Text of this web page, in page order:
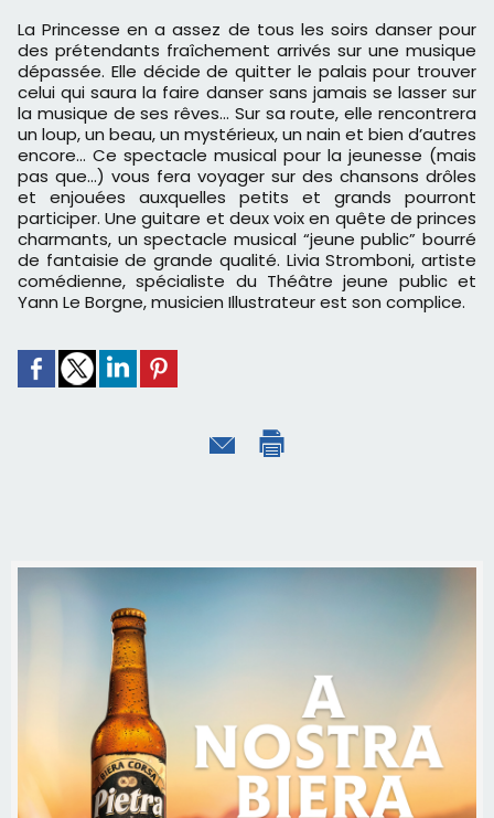
La Princesse en a assez de tous les soirs danser pour
des prétendants fraîchement arrivés sur une musique
dépassée. Elle décide de quitter le palais pour trouver
celui qui saura la faire danser sans jamais se lasser sur
la musique de ses rêves... Sur sa route, elle rencontrera
un loup, un beau, un mystérieux, un nain et bien d’autres
encore... Ce spectacle musical pour la jeunesse (mais
pas que...) vous fera voyager sur des chansons drôles
et enjouées auxquelles petits et grands pourront
participer. Une guitare et deux voix en quête de princes
charmants, un spectacle musical “jeune public” bourré
de fantaisie de grande qualité. Livia Stromboni, artiste
comédienne, spécialiste du Théâtre jeune public et
Yann Le Borgne, musicien Illustrateur est son complice.